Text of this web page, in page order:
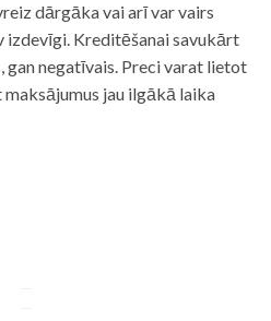
dārgāka vai arī var vairs
izdevīgi. Kreditēšanai savukārt
gan negatīvais. Preci varat lietot
jau ilgākā laika